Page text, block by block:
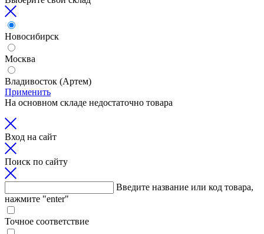
Новосибирск
Москва
Владивосток (Артем)
Применить
На основном складе недостаточно товара
Вход на сайт
Поиск по сайту
Введите название или код товара,
нажмите "enter"
Точное соответствие